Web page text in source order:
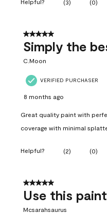
Helpful? (3) (0)
5 out of 5 stars.
Simply the
C.Moon
VERIFIED PURCHASER
8 months ago
Great quality paint with
coverage with minimal
Helpful? (2) (0)
5 out of 5 stars.
Use this paint
Mcsarahsaurus